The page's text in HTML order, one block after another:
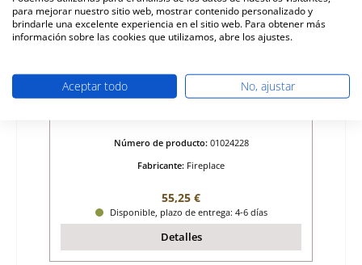
Fireplace Memphis junta de la puerta
Número de producto: 01024228
Fabricante: Fireplace
Precio normal:
55,25 €
Disponible, plazo de entrega: 4-6 días
Detalles
para mejorar nuestro sitio web, mostrar contenido personalizado y
brindarle una excelente experiencia en el sitio web. Para obtener más
información sobre las cookies que utilizamos, abre los ajustes.
Aceptar todo No, ajustar